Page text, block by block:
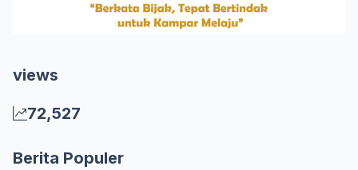
views
72,527
Berita Populer